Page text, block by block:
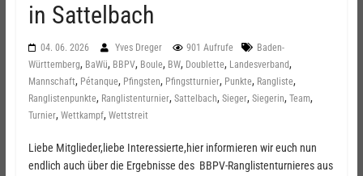
in Sattelbach
04. 06. 2026 Yves Dreger 901 Aufrufe
Baden-
Württemberg, BaWü, BBPV, Boule, BW, Doublette, Landesverband,
Mannschaft, Pétanque, Pfingsten, Pfingstturnier, Punkte, Rangliste,
Ranglistenpunkte, Ranglistenturnier, Sattelbach, Sieger, Siegerin, Team,
Turnier, Wettkampf, Wettstreit
Liebe Mitglieder,liebe Interessierte,hier informieren wir euch nun
endlich auch über die Ergebnisse des BBPV-Ranglistenturnieres aus